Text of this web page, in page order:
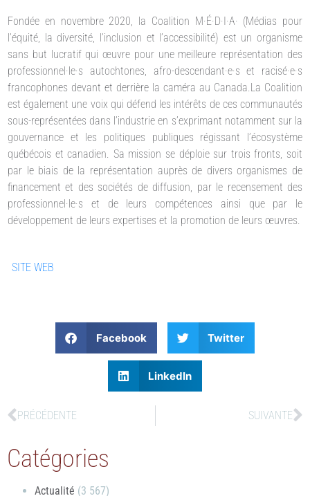
Fondée en novembre 2020, la Coalition M·É·D·I·A· (Médias pour
l’équité, la diversité, l’inclusion et l’accessibilité) est un organisme
sans but lucratif qui œuvre pour une meilleure représentation des
professionnel·le·s autochtones, afro-descendant·e·s et racisé·e·s
francophones devant et derrière la caméra au Canada.La Coalition
est également une voix qui défend les intérêts de ces communautés
sous-représentées dans l’industrie en s’exprimant notamment sur la
gouvernance et les politiques publiques régissant l’écosystème
québécois et canadien. Sa mission se déploie sur trois fronts, soit
par le biais de la représentation auprès de divers organismes de
financement et des sociétés de diffusion, par le recensement des
professionnel·le·s et de leurs compétences ainsi que par le
développement de leurs expertises et la promotion de leurs œuvres.
SITE WEB
Facebook Twitter
LinkedIn
PRÉCÉDENTE SUIVANTE
Catégories
Actualité (3 567)